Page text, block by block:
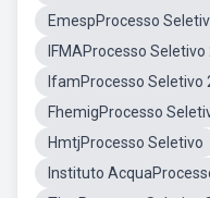
EmespProcesso
IFMAProcesso Seletivo
IfamProcesso Seletivo
FhemigProcesso
HmtjProcesso Seletivo
Instituto